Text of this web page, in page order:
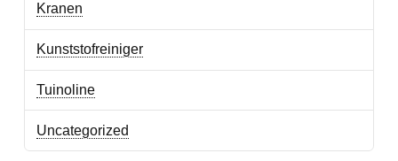
Kranen
Kunststofreiniger
Tuinoline
Uncategorized